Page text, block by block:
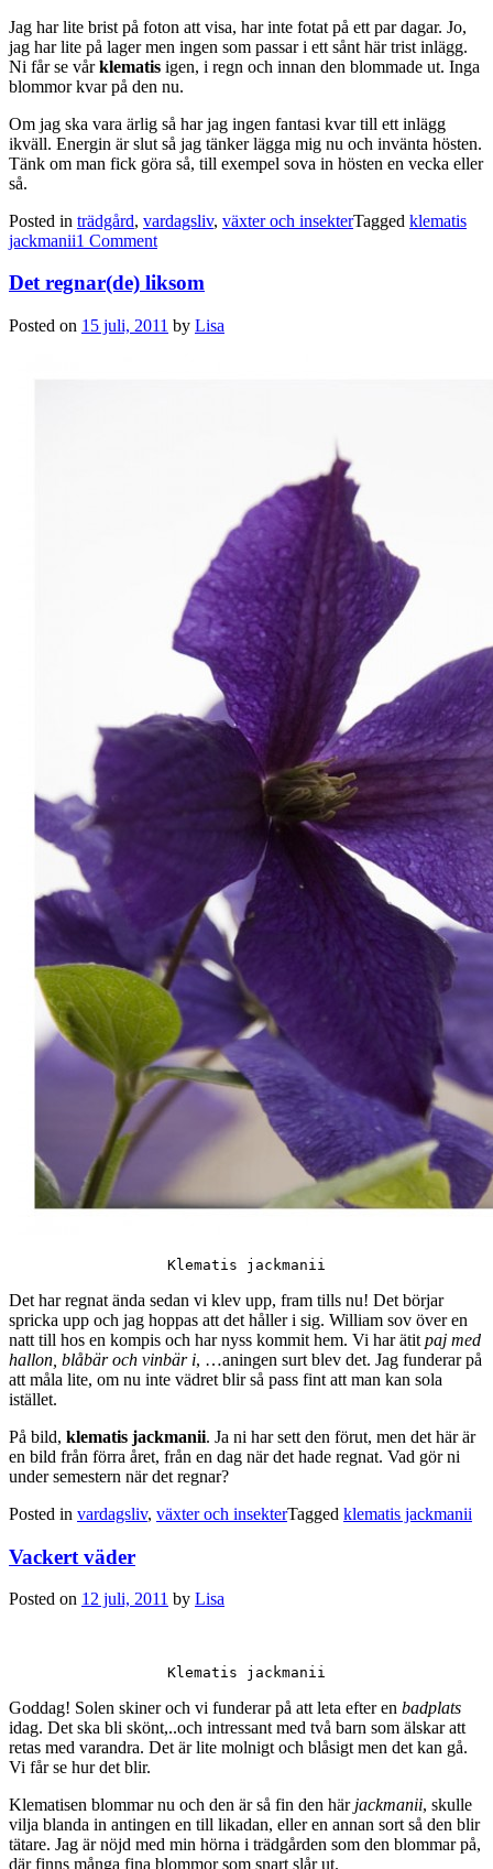
Jag har lite brist på foton att visa, har inte fotat på ett par dagar. Jo,
jag har lite på lager men ingen som passar i ett sånt här trist inlägg.
Ni får se vårklematis igen, i regn och innan den blommade ut. Inga
blommor kvar på den nu.
Om jag ska vara ärlig så har jag ingen fantasi kvar till ett inlägg
ikväll. Energin är slut så jag tänker lägga mig nu och invänta hösten.
Tänk om man fick göra så, till exempel sova in hösten en vecka eller
så.
Posted in trädgård, vardagsliv, växter och insekterTagged klematis
jackmanii1 Comment
Det regnar(de) liksom
Posted on 15 juli, 2011 by Lisa
Klematis jackmanii
Det har regnat ända sedan vi klev upp, fram tills nu! Det börjar
spricka upp och jag hoppas att det håller i sig. William sov över en
natt till hos en kompis och har nyss kommit hem. Vi har ätit paj med
hallon, blåbär och vinbär i, …aningen surt blev det. Jag funderar på
att måla lite, om nu inte vädret blir så pass fint att man kan sola
istället.
På bild, klematis jackmanii. Ja ni har sett den förut, men det här är
en bild från förra året, från en dag när det hade regnat. Vad gör ni
under semestern när det regnar?
Posted in vardagsliv, växter och insekterTagged klematis jackmanii
Vackert väder
Posted on 12 juli, 2011 by Lisa
Klematis jackmanii
Goddag! Solen skiner och vi funderar på att leta efter en badplats
idag. Det ska bli skönt,..och intressant med två barn som älskar att
retas med varandra. Det är lite molnigt och blåsigt men det kan gå.
Vi får se hur det blir.
Klematisen blommar nu och den är så fin den här jackmanii, skulle
vilja blanda in antingen en till likadan, eller en annan sort så den blir
tätare. Jag är nöjd med min hörna i trädgården som den blommar på,
där finns många fina blommor som snart slår ut.